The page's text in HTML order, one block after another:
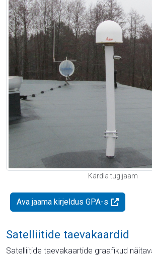
Kärdla tugijaam
Ava jaama kirjeldus GPA-s
Satelliitide taevakaardid
Satelliitide taevakaartide graafikud